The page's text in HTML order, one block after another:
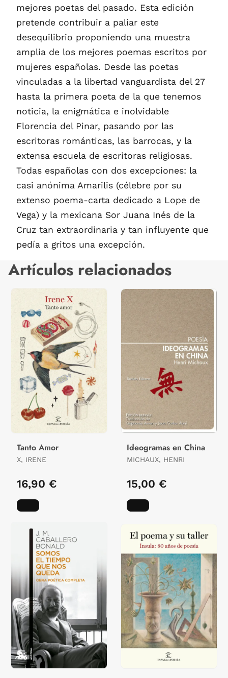
mejores poetas del pasado. Esta edición
pretende contribuir a paliar este
desequilibrio proponiendo una muestra
amplia de los mejores poemas escritos por
mujeres españolas. Desde las poetas
vinculadas a la libertad vanguardista del 27
hasta la primera poeta de la que tenemos
noticia, la enigmática e inolvidable
Florencia del Pinar, pasando por las
escritoras románticas, las barrocas, y la
extensa escuela de escritoras religiosas.
Todas españolas con dos excepciones: la
casi anónima Amarilis (célebre por su
extenso poema-carta dedicado a Lope de
Vega) y la mexicana Sor Juana Inés de la
Cruz tan extraordinaria y tan influyente que
pedía a gritos una excepción.
Artículos relacionados
Tanto Amor
X, IRENE
16,90 €
Ideogramas en China
MICHAUX, HENRI
15,00 €